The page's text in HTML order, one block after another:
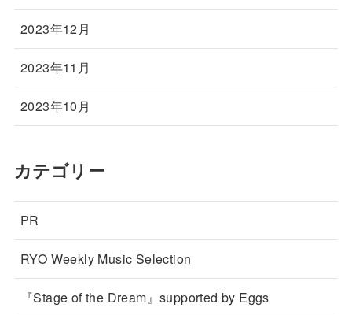
2023年12月
2023年11月
2023年10月
カテゴリー
PR
RYO Weekly Music Selection
『Stage of the Dream』supported by Eggs